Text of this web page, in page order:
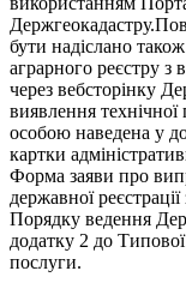
бути надіслано
аграрного реєстру з
через вебсторінку
виявлення
особою наведена у
картки
Форма заяви про
державної
Порядку ведення
додатку 2 до
послуги.